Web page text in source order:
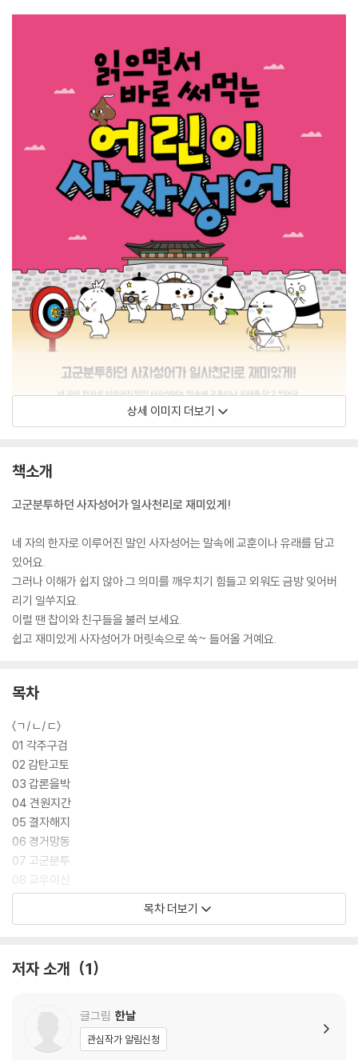
상세 이미지 더보기
책소개
고군분투하던 사자성어가 일사천리로 재미있게!
네 자의 한자로 이루어진 말인 사자성어는 말속에 교훈이나 유래를 담고
있어요.
그러나 이해가 쉽지 않아 그 의미를 깨우치기 힘들고 외워도 금방 잊어버
리기 일쑤지요.
이럴 땐 찹이와 친구들을 불러 보세요.
쉽고 재미있게 사자성어가 머릿속으로 쏙~ 들어올 거예요.
목차
〈ㄱ/ㄴ/ㄷ〉
01 각주구검
02 감탄고토
03 갑론을박
04 견원지간
05 결자해지
06 경거망동
07 고군분투
08 교우이신
09 구사일생
21 만시지탄
25 목불인견
목차 더보기
저자 소개 1
글그림 한날
관심작가 알림신청